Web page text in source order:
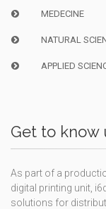
MEDECINE
NATURAL
APPLIED
Get to know
As part of a
digital printing unit,
solutions for